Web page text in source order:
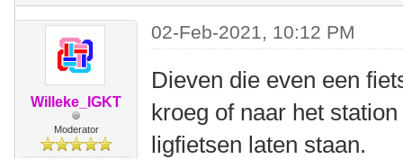
Willeke_IGKT
Moderator
02-Feb-2021, 10:12 PM
Dieven die even een
kroeg of naar het
ligfietsen laten staan.